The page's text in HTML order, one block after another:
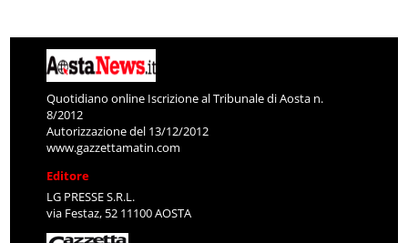
Quotidiano online Iscrizione al Tribunale di Aosta n.
8/2012
Autorizzazione del 13/12/2012
www.gazzettamatin.com
Editore
LG PRESSE S.R.L.
via Festaz, 52 11100 AOSTA